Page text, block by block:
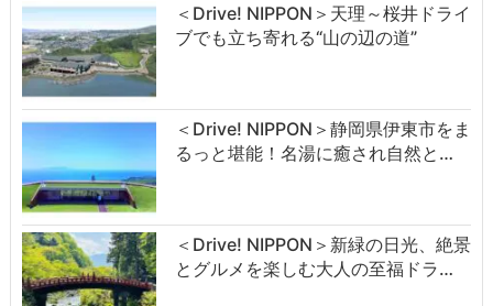
＜Drive! NIPPON＞天理～桜井ドライ
ブでも立ち寄れる“山の辺の道”
＜Drive! NIPPON＞静岡県伊東市をま
るっと堪能！名湯に癒され自然と…
＜Drive! NIPPON＞新緑の日光、絶景
とグルメを楽しむ大人の至福ドラ…